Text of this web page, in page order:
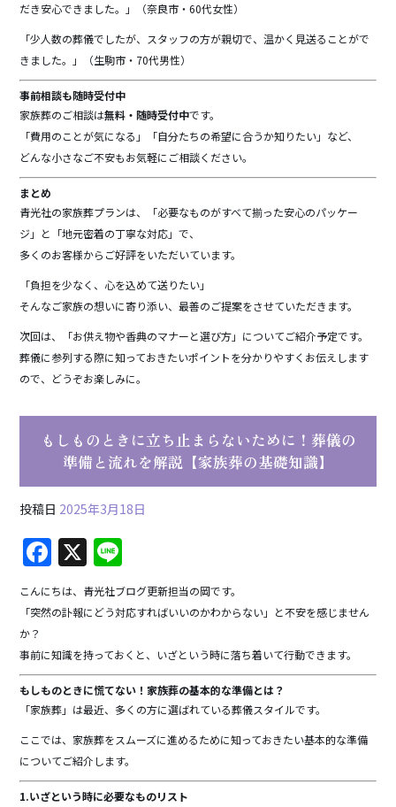
だき安心できました。」（奈良市・60代女性）
「少人数の葬儀でしたが、スタッフの方が親切で、温かく見送ることがで
きました。」（生駒市・70代男性）
事前相談も随時受付中
家族葬のご相談は無料・随時受付中です。
「費用のことが気になる」「自分たちの希望に合うか知りたい」など、
どんな小さなご不安もお気軽にご相談ください。
まとめ
青光社の家族葬プランは、「必要なものがすべて揃った安心のパッケー
ジ」と「地元密着の丁寧な対応」で、
多くのお客様からご好評をいただいています。
「負担を少なく、心を込めて送りたい」
そんなご家族の想いに寄り添い、最善のご提案をさせていただきます。
次回は、「お供え物や香典のマナーと選び方」についてご紹介予定です。
葬儀に参列する際に知っておきたいポイントを分かりやすくお伝えします
ので、どうぞお楽しみに。
もしものときに立ち止まらないために！葬儀の
準備と流れを解説【家族葬の基礎知識】
投稿日 2025年3月18日
F
a
c
b
o
o
k
X
n
e
こんにちは、青光社ブログ更新担当の岡です。
「突然の訃報にどう対応すればいいのかわからない」と不安を感じません
か？
事前に知識を持っておくと、いざという時に落ち着いて行動できます。
もしものときに慌てない！家族葬の基本的な準備とは？
「家族葬」は最近、多くの方に選ばれている葬儀スタイルです。
ここでは、家族葬をスムーズに進めるために知っておきたい基本的な準備
についてご紹介します。
1.いざという時に必要なものリスト